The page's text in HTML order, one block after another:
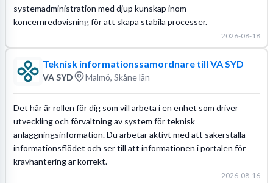
systemadministration med djup kunskap inom
koncernredovisning för att skapa stabila processer.
2026-08-18
Teknisk informationssamordnare till VA SYD
VA SYD Malmö, Skåne län
Det här är rollen för dig som vill arbeta i en enhet som driver
utveckling och förvaltning av system för teknisk
anläggningsinformation. Du arbetar aktivt med att säkerställa
informationsflödet och ser till att informationen i portalen för
kravhantering är korrekt.
2026-08-16